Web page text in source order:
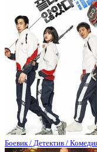
Боевик / Детектив /